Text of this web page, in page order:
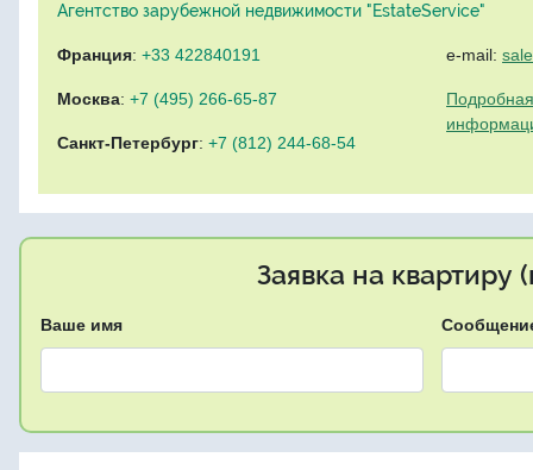
Агентство зарубежной недвижимости "EstateService"
Франция: +33 422840191
Москва: +7 (495) 266-65-87
Санкт-Петербург: +7 (812) 244-68-54
e-mail:
Заявка на квартиру
Ваше имя